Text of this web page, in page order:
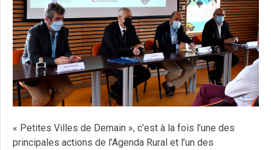
« Petites Villes de Demain », c’est à la fois l’une des
principales actions de l’Agenda Rural et l’un des